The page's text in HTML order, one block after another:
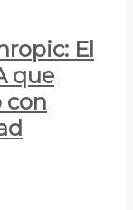
El
que
con